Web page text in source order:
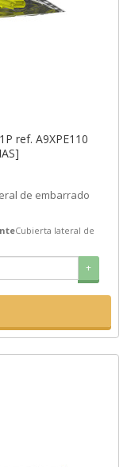
ref. A9XPE110
Cubierta lateral de
+